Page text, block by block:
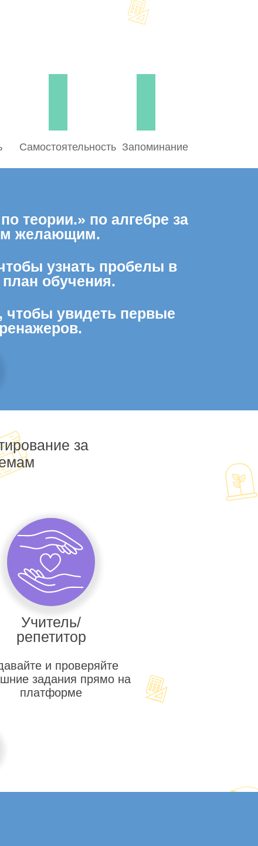
Самостоятельность Запоминание
теории.» по алгебре за
желающим.
узнать пробелы в
обучения.
чтобы увидеть первые
за
Учитель/
репетитор
и проверяйте
задания прямо на
платформе